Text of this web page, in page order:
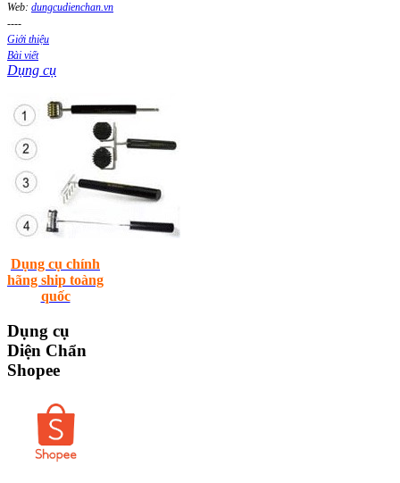
Web: dungcudienchan.vn
----
Giới thiệu
Bài viết
Dụng cụ
Dụng cụ chính
hãng ship toàng
quốc
Dụng cụ
Diện Chẩn
Shopee